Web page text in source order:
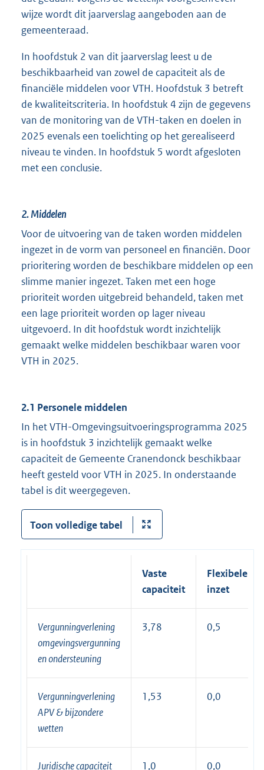
wijze wordt dit jaarverslag aangeboden aan de
gemeenteraad.
In hoofdstuk 2 van dit jaarverslag leest u de
beschikbaarheid van zowel de capaciteit als de
financiële middelen voor VTH. Hoofdstuk 3 betreft
de kwaliteitscriteria. In hoofdstuk 4 zijn de gegevens
van de monitoring van de VTH-taken en doelen in
2025 evenals een toelichting op het gerealiseerd
niveau te vinden. In hoofdstuk 5 wordt afgesloten
met een conclusie.
2.Middelen
Voor de uitvoering van de taken worden middelen
ingezet in de vorm van personeel en financiën. Door
prioritering worden de beschikbare middelen op een
slimme manier ingezet. Taken met een hoge
prioriteit worden uitgebreid behandeld, taken met
een lage prioriteit worden op lager niveau
uitgevoerd. In dit hoofdstuk wordt inzichtelijk
gemaakt welke middelen beschikbaar waren voor
VTH in 2025.
2.1 Personele middelen
In het VTH-Omgevingsuitvoeringsprogramma 2025
is in hoofdstuk 3 inzichtelijk gemaakt welke
capaciteit de Gemeente Cranendonck beschikbaar
heeft gesteld voor VTH in 2025. In onderstaande
tabel is dit weergegeven.
Toon volledige tabel
Vaste
capaciteit
Flexibele
inzet
Vergunningverlening
omgevingsvergunning
en ondersteuning
3,78 0,5
Vergunningverlening
APV & bijzondere
wetten
1,53 0,0
Juridische capaciteit 1,0 0,0